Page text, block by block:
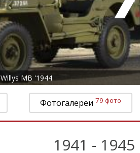
Willys MB '1944
Фотогалереи 79 фото
1941 - 1945